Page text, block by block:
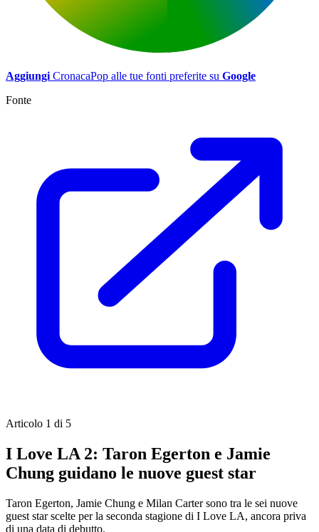
Aggiungi CronacaPop alle tue fonti preferite su Google
Fonte
Articolo 1 di 5
I Love LA 2: Taron Egerton e Jamie
Chung guidano le nuove guest star
Taron Egerton, Jamie Chung e Milan Carter sono tra le sei nuove
guest star scelte per la seconda stagione di I Love LA, ancora priva
di una data di debutto.